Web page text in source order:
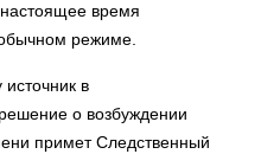
время
режиме.
в
о возбуждении
примет Следственный